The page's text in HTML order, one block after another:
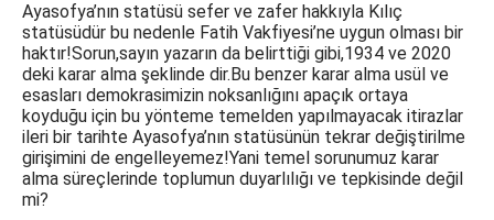
Ayasofya’nın statüsü sefer ve zafer hakkıyla Kılıç
statüsüdür bu nedenle Fatih Vakfiyesi’ne uygun olması bir
haktır!Sorun,sayın yazarın da belirttiği gibi,1934 ve 2020
deki karar alma şeklinde dir.Bu benzer karar alma usül ve
esasları demokrasimizin noksanlığını apaçık ortaya
koyduğu için bu yönteme temelden yapılmayacak itirazlar
ileri bir tarihte Ayasofya’nın statüsünün tekrar değiştirilme
girişimini de engelleyemez!Yani temel sorunumuz karar
alma süreçlerinde toplumun duyarlılığı ve tepkisinde değil
mi?